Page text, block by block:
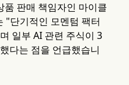
품 판매 책임자인 마이클
단기적인 모멘텀 팩터
일부 AI 관련 주식이 3
다는 점을 언급했습니